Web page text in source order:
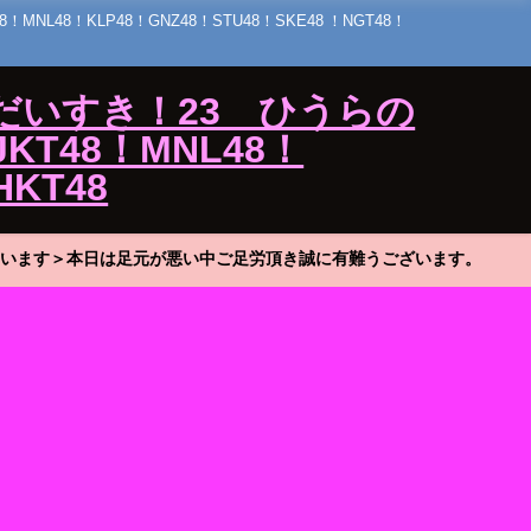
！KLP48！GNZ48！STU48！SKE48 ！NGT48！
いすき！23 ひうらの
！MNL48！
す＞本日は足元が悪い中ご足労頂き誠に有難うございます。